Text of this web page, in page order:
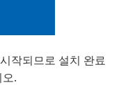
작되므로 설치 완료
.